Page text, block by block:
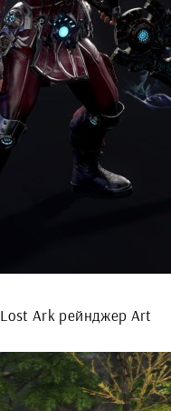
Lost Ark рейнджер Art